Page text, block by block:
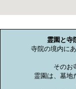
霊園と寺
寺院の境内に
そのお
霊園は、墓地